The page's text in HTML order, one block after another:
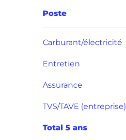
Poste
Carburant/électricité
Entretien
Assurance
TVS/TAVE (entreprise)
Total 5 ans